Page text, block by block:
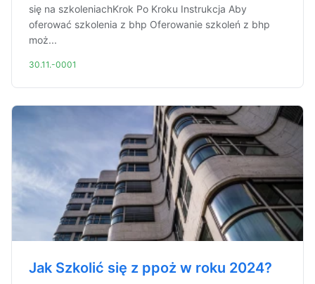
się na szkoleniachKrok Po Kroku Instrukcja Aby
oferować szkolenia z bhp Oferowanie szkoleń z bhp
moż...
30.11.-0001
Jak Szkolić się z ppoż w roku 2024?